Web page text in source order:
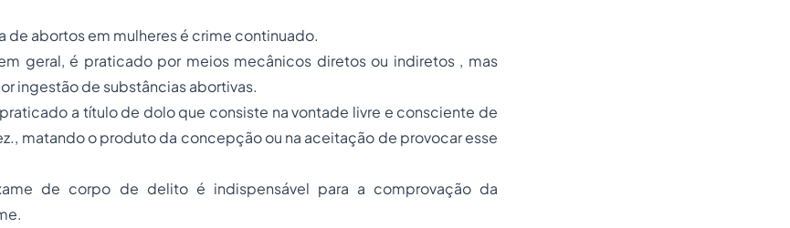
de abortos em mulheres é crime continuado.
geral, é praticado por meios mecânicos diretos ou indiretos , mas
ingestão de substâncias abortivas.
a título de dolo que consiste na vontade livre e consciente de
matando o produto da concepção ou na aceitação de provocar esse
de corpo de delito é indispensável para a comprovação da